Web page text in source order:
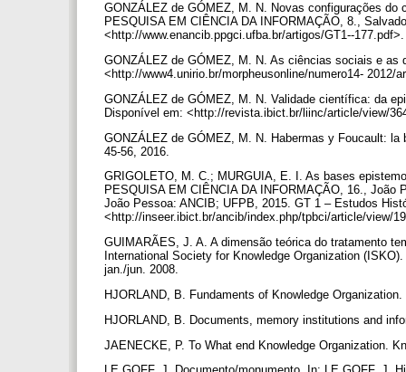
GONZÁLEZ de GÓMEZ, M. N. Novas configurações do
PESQUISA EM CIÊNCIA DA INFORMAÇÃO, 8.,
<http://www.enancib.ppgci.ufba.br/artigos/GT1--
GONZÁLEZ de GÓMEZ, M. N. As ciências sociais e
<http://www4.unirio.br/morpheusonline/numero14-
GONZÁLEZ de GÓMEZ, M. N. Validade científica: da
Disponível em: <http://revista.ibict.br/liinc/article/view/
GONZÁLEZ de GÓMEZ, M. N. Habermas y Foucault:
45-56, 2016.
GRIGOLETO, M. C.; MURGUIA, E. I. As bases
PESQUISA EM CIÊNCIA DA INFORMAÇÃO, 16.,
João Pessoa: ANCIB; UFPB, 2015. GT 1 – Estudos
<http://inseer.ibict.br/ancib/index.php/tpbci/article/view/
GUIMARÃES, J. A. A dimensão teórica do tratamento
International Society for Knowledge Organization
jan./jun. 2008.
HJORLAND, B. Fundaments of Knowledge
HJORLAND, B. Documents, memory institutions and
JAENECKE, P. To What end Knowledge Organization.